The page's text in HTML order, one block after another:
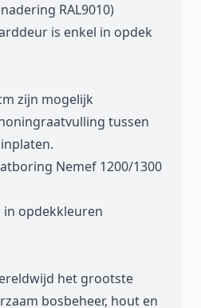
RAL9010)
is enkel in opdek
zijn mogelijk
tussen
Nemef 1200/1300
opdekkleuren
het grootste
bosbeheer, hout en